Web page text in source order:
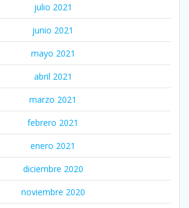
julio 2021
junio 2021
mayo 2021
abril 2021
marzo 2021
febrero 2021
enero 2021
diciembre 2020
noviembre 2020